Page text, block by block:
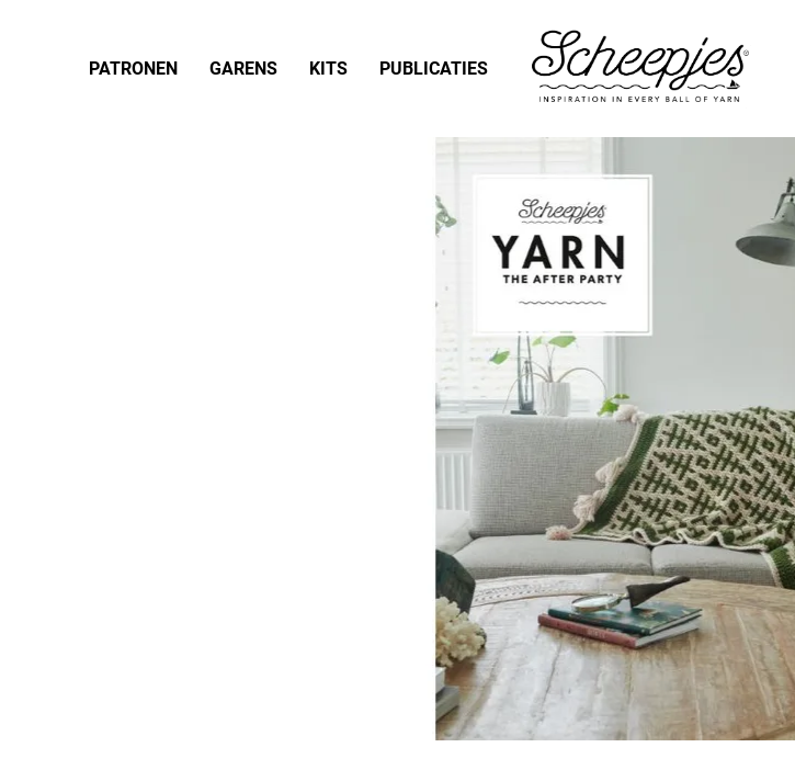
PATRONEN GARENS KITS PUBLICATIES